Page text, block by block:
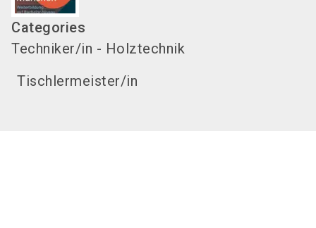
Categories
Techniker/in - Holztechnik
Tischlermeister/in